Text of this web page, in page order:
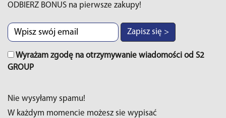
ODBIERZ BONUS na pierwsze zakupy!
Zapisz się >
Wyrażam zgodę na otrzymywanie wiadomości od S2
GROUP
Nie wysyłamy spamu!
W każdym momencie możesz sie wypisać